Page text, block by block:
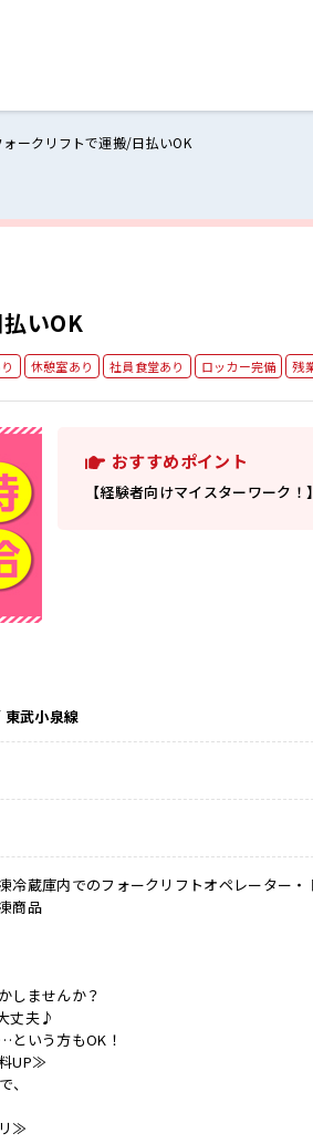
ログイン 閉じる
ト
ォークリフトで運搬/日払いOK
いOK
休憩室あり 社員食堂あり ロッカー完備 残
おすすめポイント
【経験者向けマイスターワーク
東武小泉線
冷蔵庫内でのフォークリフトオペレーター
商品
しませんか？
丈夫♪
という方もOK！
UP≫
、
≫